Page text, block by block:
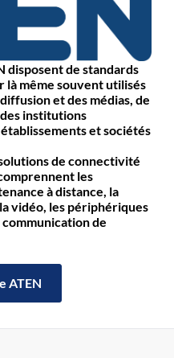
disposent de standards
là même souvent utilisés
et des médias, de
institutions
et sociétés
de connectivité
les
à distance, la
vidéo, les périphériques
communication de
ATEN